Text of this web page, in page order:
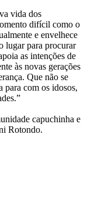
vida dos
difícil como o
e envelhece
lugar para procurar
as intenções de
às novas gerações
Que não se
para com os idosos,
capuchinha e
Rotondo.